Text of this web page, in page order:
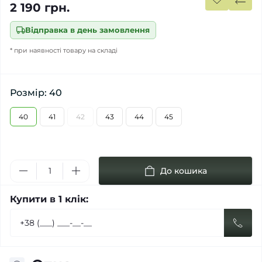
Відправка в день замовлення
* при наявності товару на складі
2 190 грн.
Розмір: 40
40 41 42 43 44 45
До кошика
Купити в 1 клік: